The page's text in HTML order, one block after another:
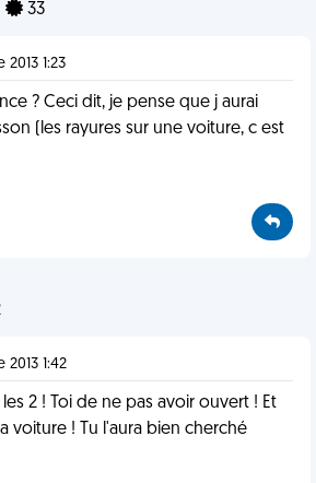
33
1:23
? Ceci dit, je pense que j aurai
(les rayures sur une voiture, c est
1:42
2 ! Toi de ne pas avoir ouvert ! Et
voiture ! Tu l'aura bien cherché